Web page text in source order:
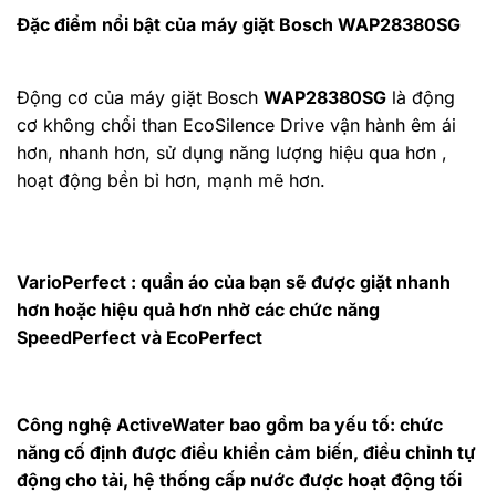
Đặc điểm nổi bật của máy giặt Bosch WAP28380SG
Động cơ của máy giặt Bosch WAP28380SG là động
cơ không chổi than EcoSilence Drive vận hành êm ái
hơn, nhanh hơn, sử dụng năng lượng hiệu qua hơn ,
hoạt động bền bỉ hơn, mạnh mẽ hơn.
VarioPerfect : quần áo của bạn sẽ được giặt nhanh
hơn hoặc hiệu quả hơn nhờ các chức năng
SpeedPerfect và EcoPerfect
Công nghệ ActiveWater bao gồm ba yếu tố: chức
năng cố định được điều khiển cảm biến, điều chỉnh tự
động cho tải, hệ thống cấp nước được hoạt động tối